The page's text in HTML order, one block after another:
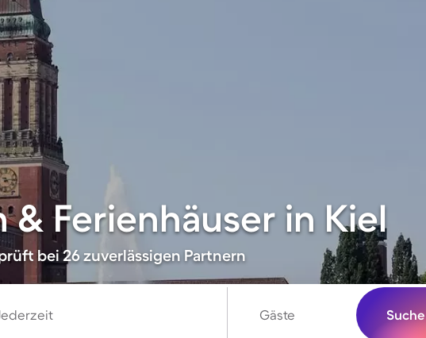
Ferienhäuser in Kiel
bei 26 zuverlässigen Partnern
Gäste Suche